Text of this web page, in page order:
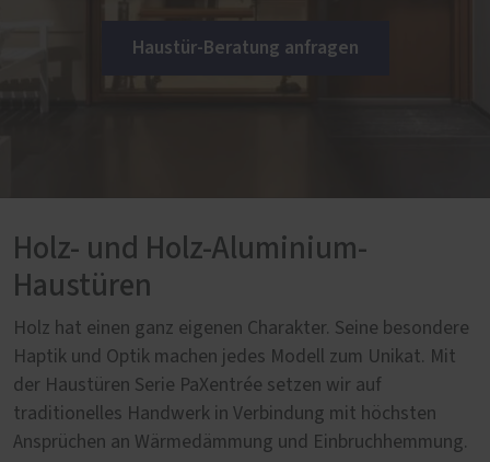
Haustür-Beratung anfragen
Holz- und Holz-Aluminium-
Haustüren
Holz hat einen ganz eigenen Charakter. Seine besondere
Haptik und Optik machen jedes Modell zum Unikat. Mit
der Haustüren Serie PaXentrée setzen wir auf
traditionelles Handwerk in Verbindung mit höchsten
Ansprüchen an Wärmedämmung und Einbruchhemmung.